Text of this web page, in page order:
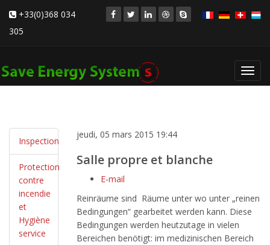
+33(0)368 034
305
Inspection
Protection
contre
incendie
et
Hygiène
service
jeudi, 05 mars 2015 19:44
Salle propre et blanche
E-mail
Reinräume sind Räume unter wo unter „reinen
Bedingungen“ gearbeitet werden kann. Diese
Bedingungen werden heutzutage in vielen
Bereichen benötigt: im medizinischen Bereich